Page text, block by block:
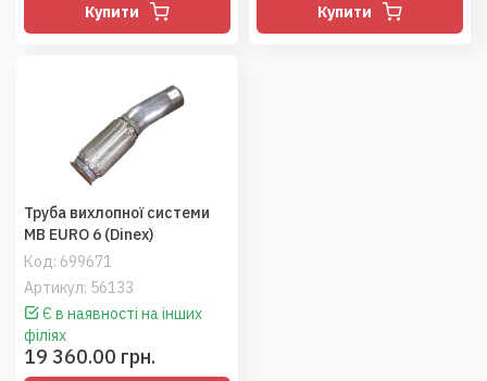
Купити Купити
Код: 699671
Артикул: 56133
Труба вихлопної системи
MB EURO 6 (Dinex)
Є в наявності на інших
філіях
19 360.00 грн.